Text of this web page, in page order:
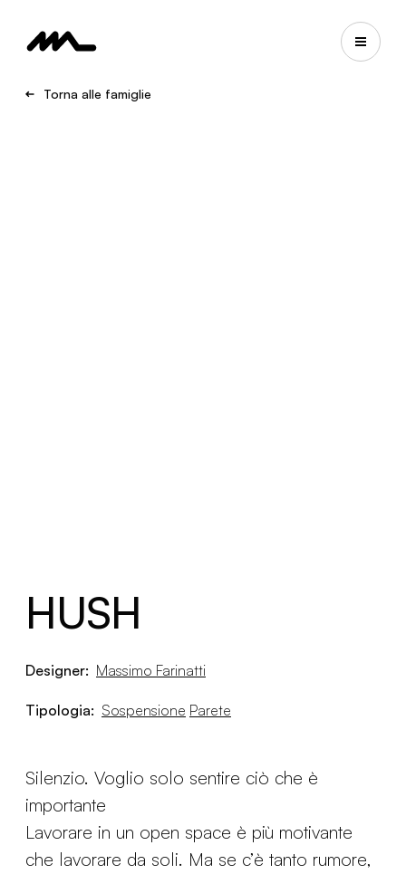
Torna alle famiglie
HUSH
Designer: Massimo Farinatti
Tipologia: Sospensione Parete
Silenzio. Voglio solo sentire ciò che è
importante
Lavorare in un open space è più motivante
che lavorare da soli. Ma se c’è tanto rumore,